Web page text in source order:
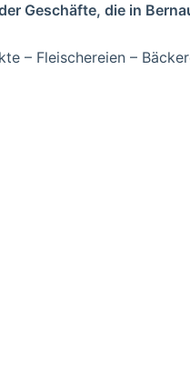
Geschäfte, die in
– Fleischereien –